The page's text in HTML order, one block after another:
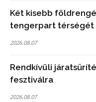
Két kisebb
tengerpart térségét
2026.08.07
Rendkívüli
fesztiválra
2026.08.07